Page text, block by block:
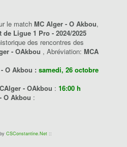
le match MC Alger - O Akbou,
Ligue 1 Pro - 2024/2025
des rencontres des
- OAkbou , Abréviation: MCA
O Akbou : samedi, 26 octobre
- OAkbou : 16:00 h
O Akbou :
CSConstantine.Net::